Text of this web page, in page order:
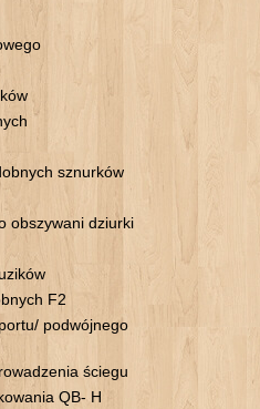
sznurków
obszywani dziurki
F2
podwójnego
ściegu
QB- H